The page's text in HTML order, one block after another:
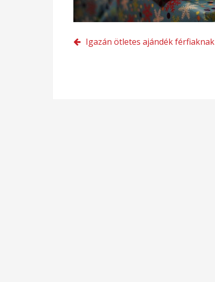
Bejegyzés
Igazán ötletes ajándék férfiaknak